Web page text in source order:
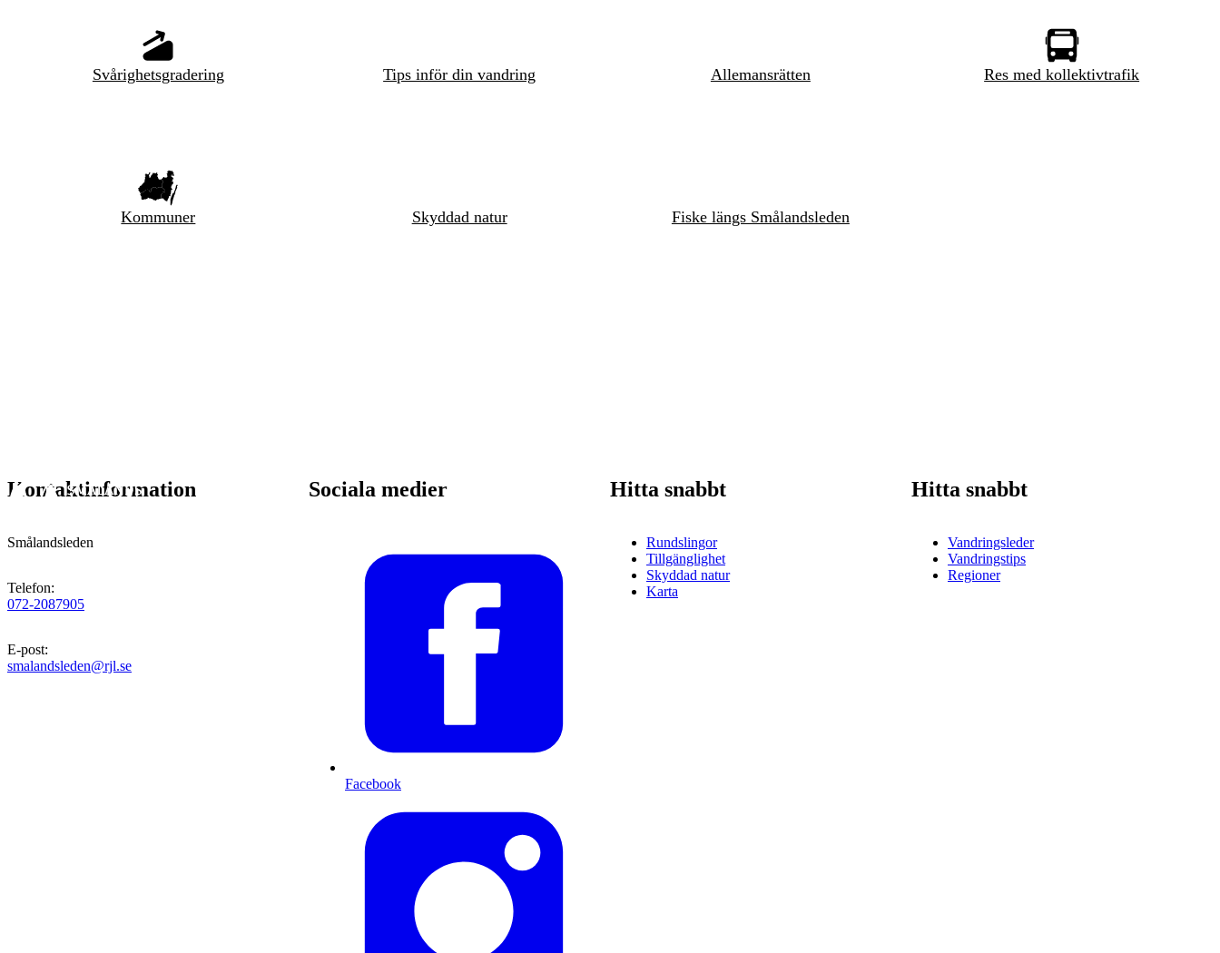
Svårighetsgradering Tips inför din vandring Allemansrätten Res med kollektivtrafik
Kommuner Skyddad natur Fiske längs Smålandsleden
Kontaktinformation
Smålandsleden
Telefon:
072-2087905
E-post:
smalandsleden@rjl.se
Sociala medier
Facebook
Hitta snabbt
Rundslingor
Tillgänglighet
Skyddad natur
Karta
Hitta snabbt
Vandringsleder
Vandringstips
Regioner